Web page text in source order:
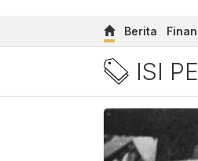
Berita
Berita Isi ISI